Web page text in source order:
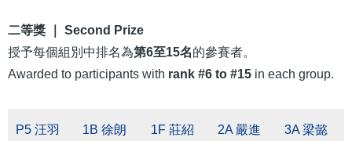
⼆等獎 ｜ Second Prize
授予每個組別中排名為第6⾄15名的參賽者。
Awarded to participants with rank #6 to #15 in each group.
P5 汪羽
1B 徐朗
1F 莊紹
2A 嚴進
3A 梁懿